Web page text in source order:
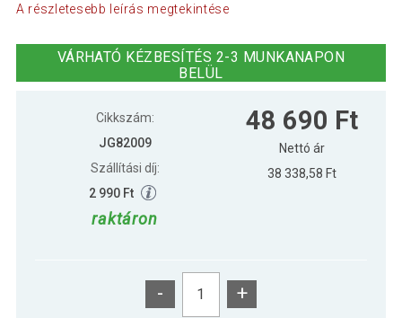
A részletesebb leírás megtekintése
VÁRHATÓ KÉZBESÍTÉS 2-3 MUNKANAPON
BELÜL
Cikkszám:
JG82009
Szállítási díj:
2 990 Ft
raktáron
48 690 Ft
Nettó ár
38 338,58 Ft
- +